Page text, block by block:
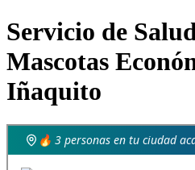
Servicio de
Mascotas
Iñaquito